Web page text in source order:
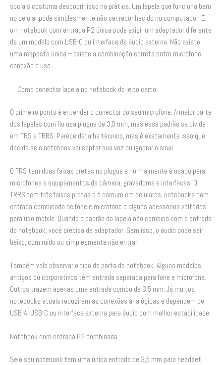
sociais costuma descobrir isso na prática. Um lapela que funciona bem
no celular pode simplesmente não ser reconhecido no computador. E
um notebook com entrada P2 única pode exigir um adaptador diferente
de um modelo com USB-C ou interface de áudio externa. Não existe
uma resposta única – existe a combinação correta entre microfone,
conexão e uso.
Como conectar lapela no notebook do jeito certo
O primeiro ponto é entender o conector do seu microfone. A maior parte
dos lapelas com fio usa plugue de 3,5 mm, mas esse padrão se divide
em TRS e TRRS. Parece detalhe técnico, mas é exatamente isso que
decide se o notebook vai captar sua voz ou ignorar o sinal.
O TRS tem duas faixas pretas no plugue e normalmente é usado para
microfones e equipamentos de câmera, gravadores e interfaces. O
TRRS tem três faixas pretas e é comum em celulares, notebooks com
entrada combinada de fone e microfone e alguns acessórios voltados
para uso mobile. Quando o padrão do lapela não combina com a entrada
do notebook, você precisa de adaptador. Sem isso, o áudio pode sair
baixo, com ruído ou simplesmente não entrar.
Também vale observar o tipo de porta do notebook. Alguns modelos
antigos ou corporativos têm entrada separada para fone e microfone.
Outros trazem apenas uma entrada combo de 3,5 mm. Já muitos
notebooks atuais reduziram as conexões analógicas e dependem de
USB-A, USB-C ou interface externa para áudio com melhor estabilidade.
Notebook com entrada P2 combinada
Se o seu notebook tem uma única entrada de 3,5 mm para headset,